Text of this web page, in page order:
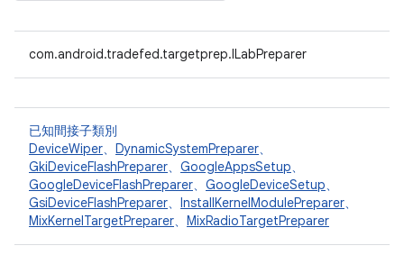
com.android.tradefed.targetprep.ILabPreparer
已知間接子類別
DeviceWiper、 DynamicSystemPreparer、
GkiDeviceFlashPreparer、 GoogleAppsSetup、
GoogleDeviceFlashPreparer、 GoogleDeviceSetup、
GsiDeviceFlashPreparer、 InstallKernelModulePreparer、
MixKernelTargetPreparer、 MixRadioTargetPreparer